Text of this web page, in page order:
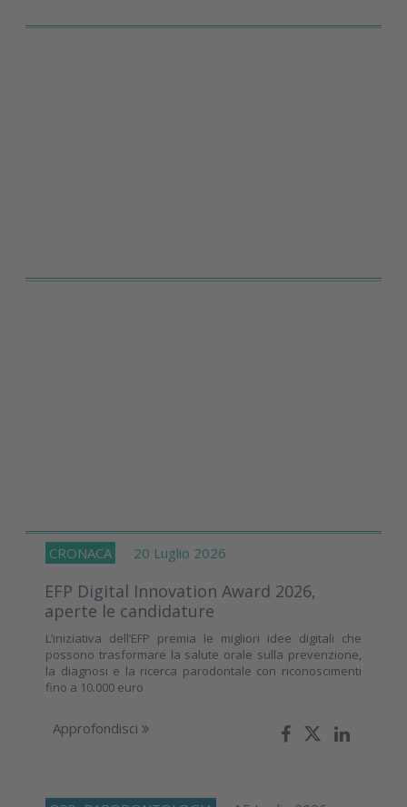
CRONACA 20 Luglio 2026
EFP Digital Innovation Award 2026,
aperte le candidature
L’iniziativa dell’EFP premia le migliori idee digitali che
possono trasformare la salute orale sulla prevenzione,
la diagnosi e la ricerca parodontale con riconoscimenti
fino a 10.000 euro
Approfondisci